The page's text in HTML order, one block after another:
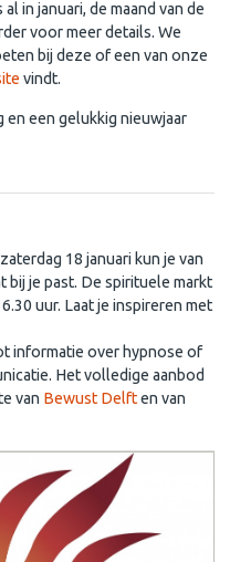
in januari, de maand van de
voor meer details. We
bij deze of een van onze
vindt.
en een gelukkig nieuwjaar
18 januari kun je van
je past. De spirituele markt
uur. Laat je inspireren met
informatie over hypnose of
Het volledige aanbod
van Bewust Delften van